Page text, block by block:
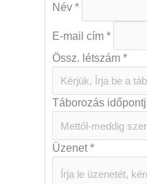
Név *
E-mail cím *
Össz. létszám *
Táborozás
Üzenet*